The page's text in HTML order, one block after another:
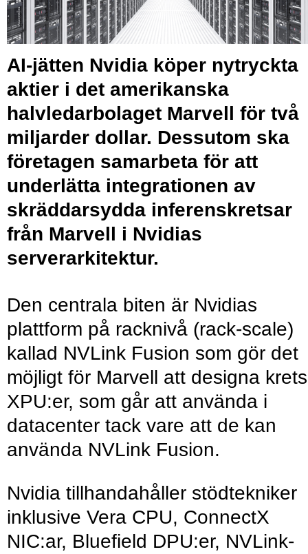
AI-jätten Nvidia köper nytryckta
aktier i det amerikanska
halvledarbolaget Marvell för två
miljarder dollar. Dessutom ska
företagen samarbeta för att
underlätta integrationen av
skräddarsydda inferenskretsar
från Marvell i Nvidias
serverarkitektur.
Den centrala biten är Nvidias
plattform på racknivå (rack-scale)
kallad NVLink Fusion som gör det
möjligt för Marvell att designa
XPU:er, som går att använda i
datacenter tack vare att de kan
använda NVLink Fusion.
Nvidia tillhandahåller stödtekniker
inklusive Vera CPU, ConnectX
NIC:ar, Bluefield DPU:er, NVLink-